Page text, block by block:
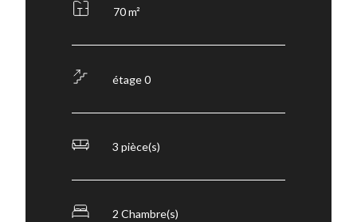
70 m²
étage 0
3 pièce(s)
2 Chambre(s)